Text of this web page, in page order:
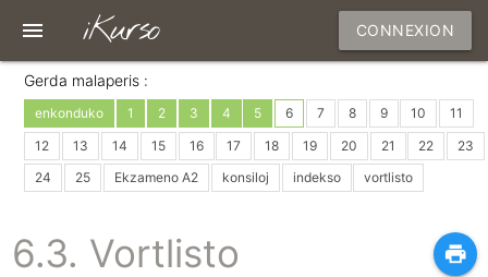
iKurso
menu CONNEXION
Gerda malaperis :
enkonduko 1 2 3 4 5 6 7 8 9 10
11
12
13 14 15 16 17 18 19 20 21 22
23
24
25 Ekzameno A2 konsiloj indekso vortlisto
print
6.3. Vortlisto